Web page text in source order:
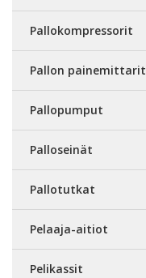
Pallokompressorit
Pallon painemittarit
Pallopumput
Palloseinät
Pallotutkat
Pelaaja-aitiot
Pelikassit